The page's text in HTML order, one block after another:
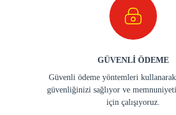
GÜVENLİ ÖDEME
Güvenli ödeme yöntemleri
güvenliğinizi sağlıyor ve
için çalışıyoruz.